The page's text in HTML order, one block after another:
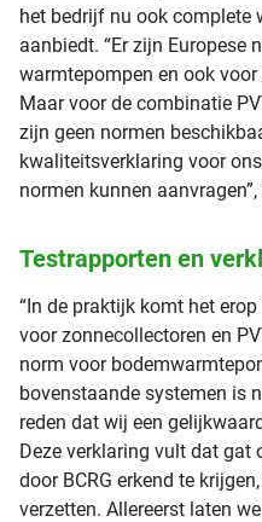
het bedrijf nu ook complete
aanbiedt. “Er zijn Europese
warmtepompen en ook
Maar voor de combinatie
zijn geen normen
kwaliteitsverklaring voor
normen kunnen
Testrapporten en
“In de praktijk komt het
voor zonnecollectoren en
norm voor
bovenstaande systemen is
reden dat wij een
Deze verklaring vult dat gat
door BCRG erkend te
verzetten. Allereerst laten